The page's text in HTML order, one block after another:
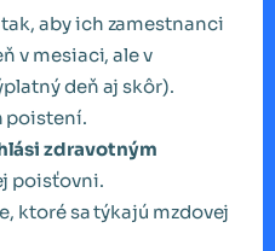
tak, aby ich zamestnanci
v mesiaci, ale v
deň aj skôr).
poistení.
zdravotným
poisťovni.
ktoré sa týkajú mzdovej